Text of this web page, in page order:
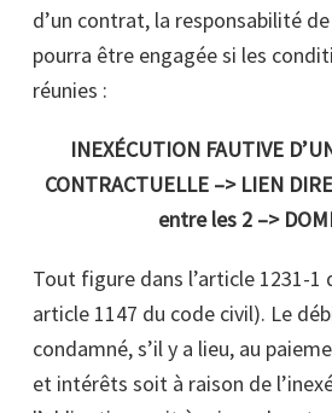
d’un contrat, la responsabilité
pourra être engagée si les
réunies :
INEXÉCUTION FAUTIVE
CONTRACTUELLE –> LIEN
entre les 2 –>
Tout figure dans l’article 1231-1
article 1147 du code civil). Le
condamné, s’il y a lieu, au
et intérêts soit à raison de